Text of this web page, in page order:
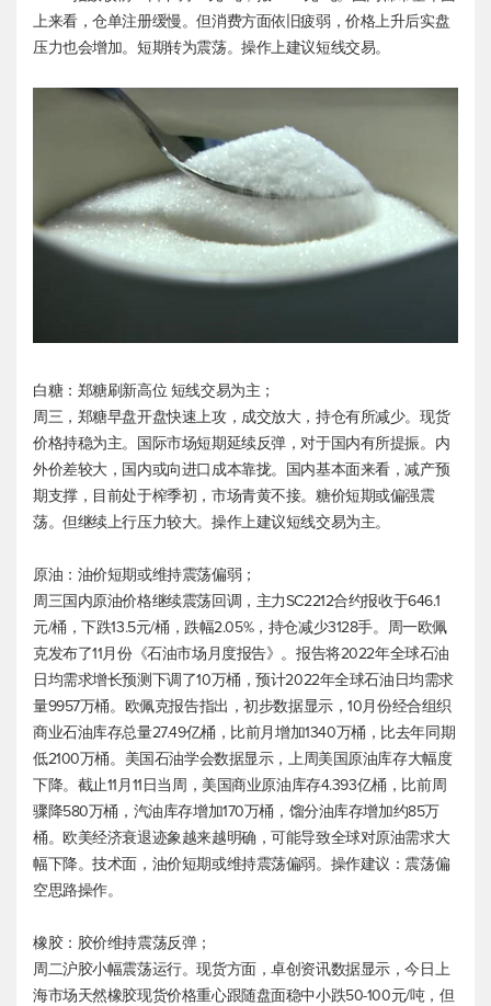
上来看，仓单注册缓慢。但消费方面依旧疲弱，价格上升后实盘
压力也会增加。短期转为震荡。操作上建议短线交易。
白糖：郑糖刷新高位 短线交易为主；
周三，郑糖早盘开盘快速上攻，成交放大，持仓有所减少。现货
价格持稳为主。国际市场短期延续反弹，对于国内有所提振。内
外价差较大，国内或向进口成本靠拢。国内基本面来看，减产预
期支撑，目前处于榨季初，市场青黄不接。糖价短期或偏强震
荡。但继续上行压力较大。操作上建议短线交易为主。
原油：油价短期或维持震荡偏弱；
周三国内原油价格继续震荡回调，主力SC2212合约报收于646.1
元/桶，下跌13.5元/桶，跌幅2.05%，持仓减少3128手。周一欧佩
克发布了11月份《石油市场月度报告》。报告将2022年全球石油
日均需求增长预测下调了10万桶，预计2022年全球石油日均需求
量9957万桶。欧佩克报告指出，初步数据显示，10月份经合组织
商业石油库存总量27.49亿桶，比前月增加1340万桶，比去年同期
低2100万桶。美国石油学会数据显示，上周美国原油库存大幅度
下降。截止11月11日当周，美国商业原油库存4.393亿桶，比前周
骤降580万桶，汽油库存增加170万桶，馏分油库存增加约85万
桶。欧美经济衰退迹象越来越明确，可能导致全球对原油需求大
幅下降。技术面，油价短期或维持震荡偏弱。操作建议：震荡偏
空思路操作。
橡胶：胶价维持震荡反弹；
周二沪胶小幅震荡运行。现货方面，卓创资讯数据显示，今日上
海市场天然橡胶现货价格重心跟随盘面稳中小跌50-100元/吨，但